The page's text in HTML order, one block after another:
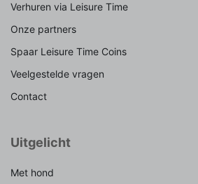
Verhuren via Leisure Time
Onze partners
Spaar Leisure Time Coins
Veelgestelde vragen
Contact
Uitgelicht
Met hond